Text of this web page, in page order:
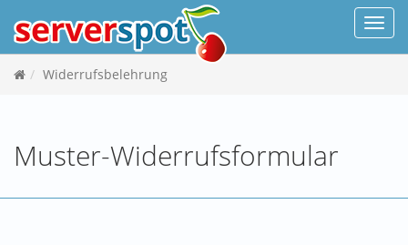
Widerrufsbelehrung
Muster-Widerrufsformular